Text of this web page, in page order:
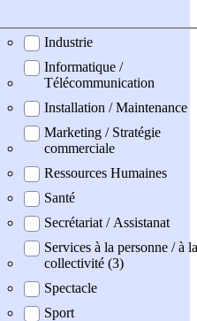
Industrie
Informatique /
Télécommunication
Installation / Maintenance
Marketing / Stratégie
commerciale
Ressources Humaines
Santé
Secrétariat / Assistanat
Services à la personne / à la
collectivité (3)
Spectacle
Sport